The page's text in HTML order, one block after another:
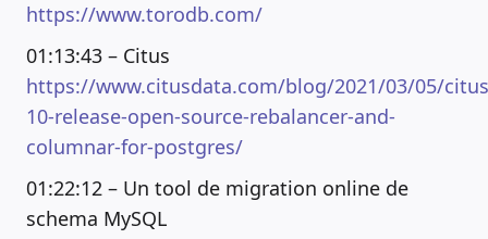
https://www.torodb.com/
01:13:43 – Citus
https://www.citusdata.com/blog/2021/03/05/
10-release-open-source-rebalancer-and-
columnar-for-postgres/
01:22:12 – Un tool de migration online de
schema MySQL